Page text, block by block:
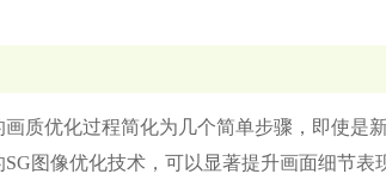
画质优化过程简化为几个简单步骤，即使是
图像优化技术，可以显著提升画面细节